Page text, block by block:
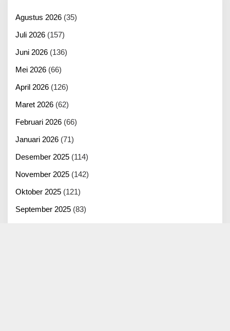
Agustus 2026 (35)
Juli 2026 (157)
Juni 2026 (136)
Mei 2026 (66)
April 2026 (126)
Maret 2026 (62)
Februari 2026 (66)
Januari 2026 (71)
Desember 2025 (114)
November 2025 (142)
Oktober 2025 (121)
September 2025 (83)